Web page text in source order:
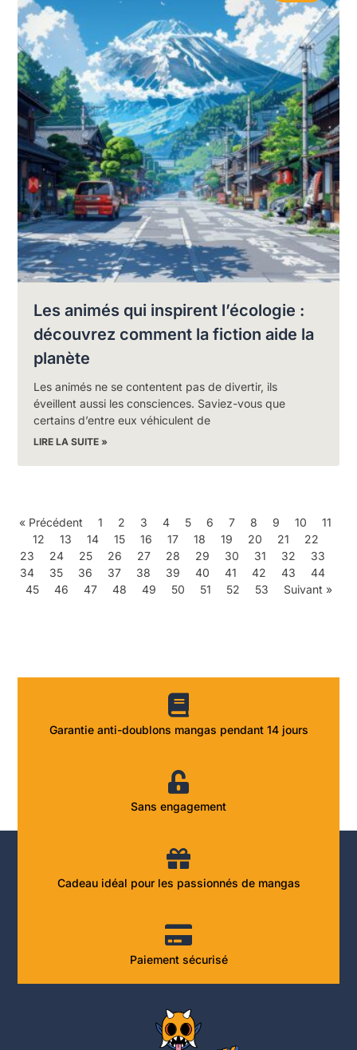
Les animés qui inspirent l’écologie :
découvrez comment la fiction aide la
planète
Les animés ne se contentent pas de divertir, ils
éveillent aussi les consciences. Saviez-vous que
certains d’entre eux véhiculent de
LIRE LA SUITE »
« Précédent 1 2 3 4 5 6 7 8 9 10
11
12
13 14 15 16 17 18 19 20 21
22
23
24 25 26 27 28 29 30 31 32
33
34
35 36 37 38 39 40 41 42 43
44
45
46 47 48 49 50 51 52 53 Suivant »
Garantie anti-doublons mangas pendant 14 jours
Sans engagement
Cadeau idéal pour les passionnés de mangas
Paiement sécurisé